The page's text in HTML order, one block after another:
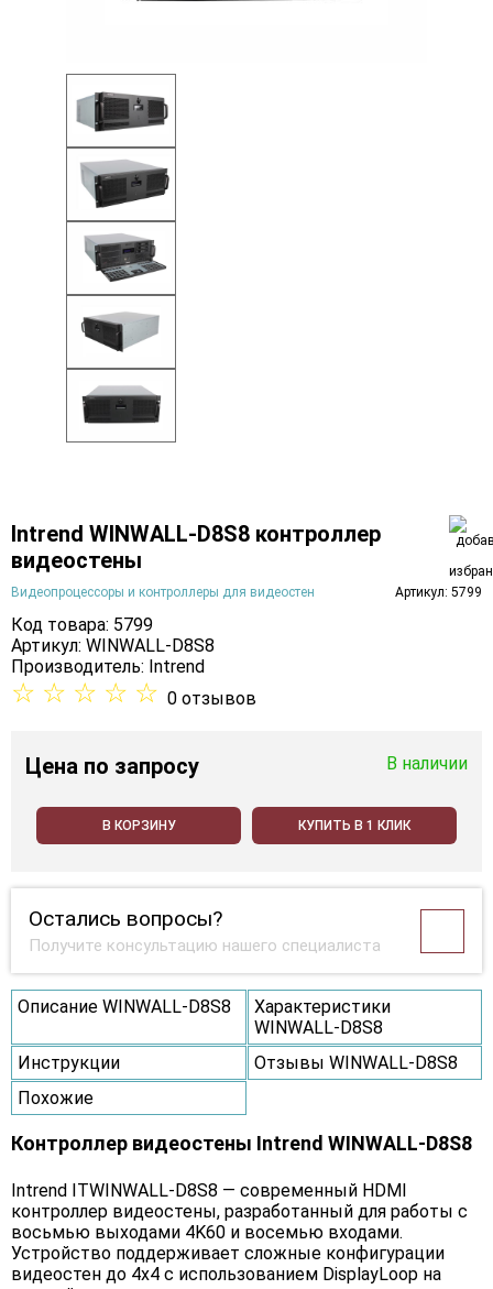
Intrend WINWALL-D8S8 контроллер
видеостены
Видеопроцессоры и контроллеры для видеостен Артикул: 5799
Код товара: 5799
Артикул: WINWALL-D8S8
Производитель: Intrend
☆ ☆ ☆ ☆ ☆ 0 отзывов
Цена по запросу В наличии
В КОРЗИНУ КУПИТЬ В 1 КЛИК
Остались вопросы?
Получите консультацию нашего специалиста
Описание WINWALL-D8S8
Характеристики
WINWALL-D8S8
Инструкции
Отзывы WINWALL-D8S8
Похожие
Контроллер видеостены Intrend WINWALL-D8S8
Intrend ITWINWALL-D8S8 — современный HDMI
контроллер видеостены, разработанный для работы с
восьмью выходами 4K60 и восемью входами.
Устройство поддерживает сложные конфигурации
видеостен до 4х4 с использованием DisplayLoop на